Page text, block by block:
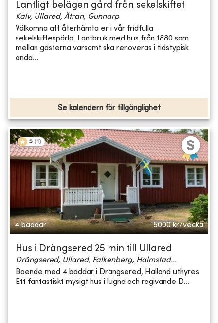
Lantligt belägen gård från sekelskiftet
Kalv, Ullared, Ätran, Gunnarp
Välkomna att återhämta er i vår fridfulla
sekelskiftespärla. Lantbruk med hus från 1880 som
mellan gästerna varsamt ska renoveras i tidstypisk
anda...
Se kalendern för tillgänglighet
5 (1 )
4 bäddar 5000 kr/vecka
Hus i Drängsered 25 min till Ullared
Drängsered, Ullared, Falkenberg, Halmstad...
Boende med 4 bäddar i Drängsered, Halland uthyres
Ett fantastiskt mysigt hus i lugna och rogivande D...